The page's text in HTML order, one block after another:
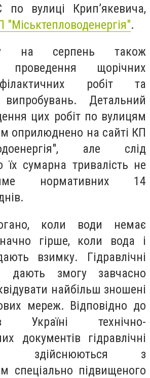
вулиці Крип’якевича,
"Міськтепловоденергія".
на серпень також
проведення щорічних
робіт та
випробувань. Детальний
цих робіт по вулицям
оприлюднено на сайті КП
але слід
їх сумарна тривалість не
нормативних 14
коли води немає
гірше, коли вода і
взимку. Гідравлічні
дають змогу завчасно
найбільш зношені
мереж. Відповідно до
технічно-
документів гідравлічні
здійснюються з
спеціально підвищеного